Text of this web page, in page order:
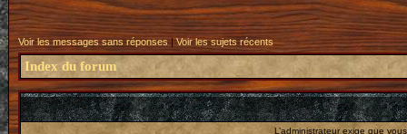
Voir les messages sans réponses|Voir les sujets récents
Index du forum
L’administrateur exige que